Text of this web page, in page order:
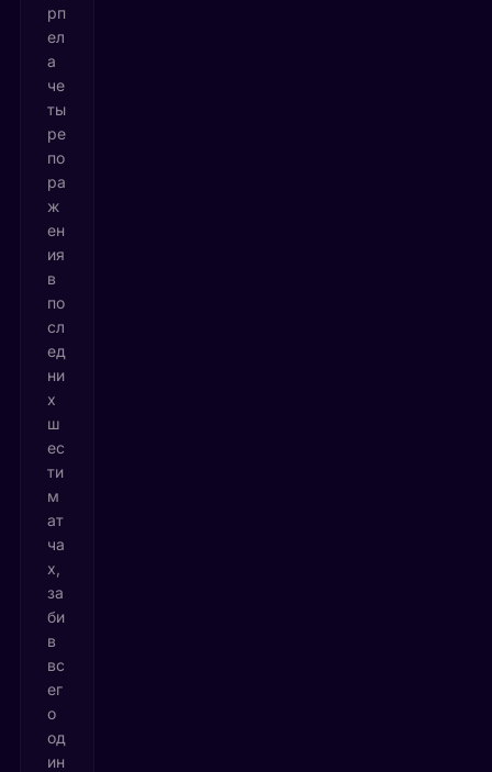
рп
ел
а
че
ты
ре
по
ра
ж
ен
ия
в
по
сл
ед
ни
х
ш
ес
ти
м
ат
ча
х,
за
би
в
вс
ег
о
од
ин